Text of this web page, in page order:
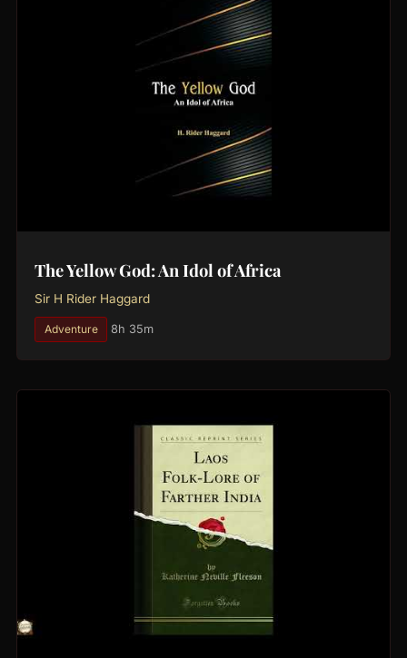
The Yellow God: An Idol of Africa
Sir H Rider Haggard
Adventure 8h 35m